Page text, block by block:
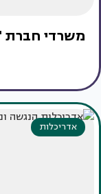
משרדי חברת
אדריכלות